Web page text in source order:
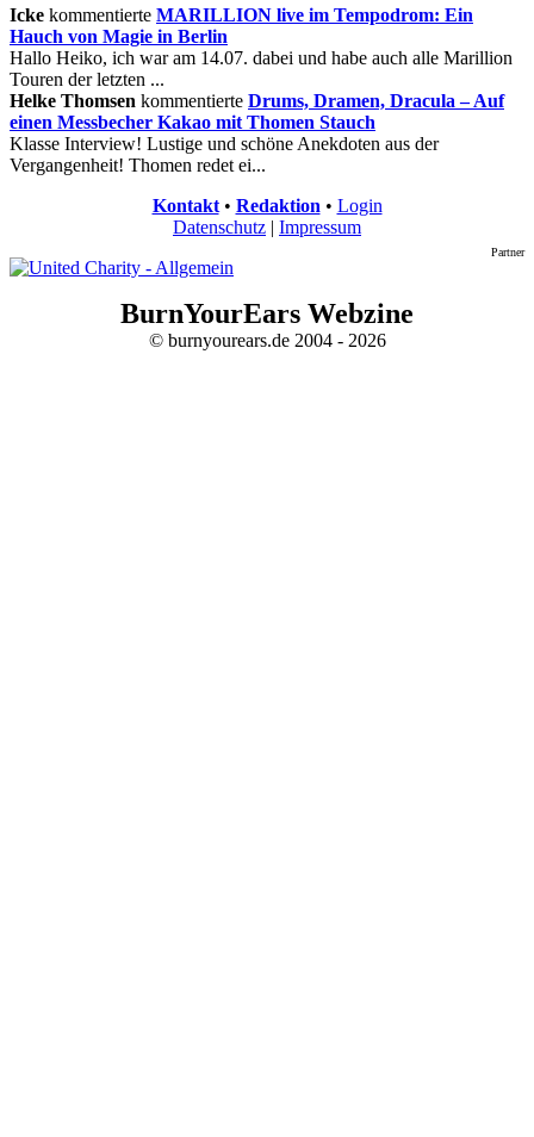
Icke kommentierte MARILLION live im Tempodrom: Ein
Hauch von Magie in Berlin
Hallo Heiko, ich war am 14.07. dabei und habe auch alle Marillion
Touren der letzten ...
Helke Thomsen kommentierte Drums, Dramen, Dracula – Auf
einen Messbecher Kakao mit Thomen Stauch
Klasse Interview! Lustige und schöne Anekdoten aus der
Vergangenheit! Thomen redet ei...
Kontakt• Redaktion • Login
Datenschutz | Impressum
Partner
BurnYourEars Webzine
© burnyourears.de 2004 - 2026